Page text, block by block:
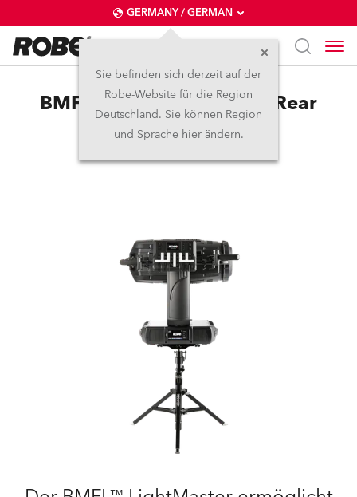
GERMANY / GERMAN
Sie befinden sich derzeit auf der
Robe-Website für die Region
Deutschland. Sie können Region
und Sprache hier ändern.
BMFL™ LightMaster Side/Rear
Abgekündigt